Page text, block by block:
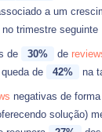
a um
trimestre seguinte
de 30% de
de
42% na
negativas de
solução)